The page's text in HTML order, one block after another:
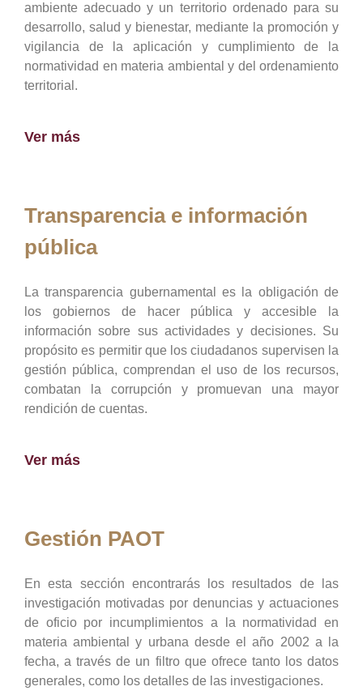
ambiente adecuado y un territorio ordenado para su
desarrollo, salud y bienestar, mediante la promoción y
vigilancia de la aplicación y cumplimiento de la
normatividad en materia ambiental y del ordenamiento
territorial.
Ver más
Transparencia e información
pública
La transparencia gubernamental es la obligación de
los gobiernos de hacer pública y accesible la
información sobre sus actividades y decisiones. Su
propósito es permitir que los ciudadanos supervisen la
gestión pública, comprendan el uso de los recursos,
combatan la corrupción y promuevan una mayor
rendición de cuentas.
Ver más
Gestión PAOT
En esta sección encontrarás los resultados de las
investigación motivadas por denuncias y actuaciones
de oficio por incumplimientos a la normatividad en
materia ambiental y urbana desde el año 2002 a la
fecha, a través de un filtro que ofrece tanto los datos
generales, como los detalles de las investigaciones.